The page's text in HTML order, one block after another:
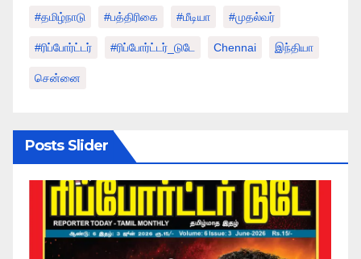
#தமிழ்நாடு #பத்திரிகை #மீடியா #முதல்வர்
#ரிப்போர்ட்டர் #ரிப்போர்ட்டர்_டுடே Chennai இந்தியா
சென்னை
Posts Slider